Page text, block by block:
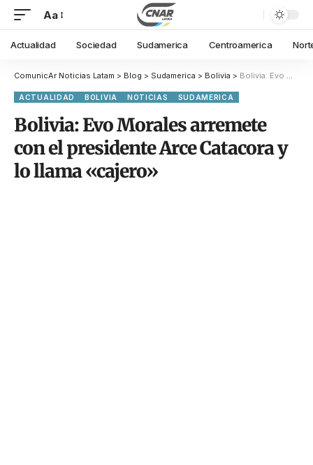
Aa
Actualidad Sociedad Sudamerica Centroamerica
ComunicAr Noticias Latam > Blog > Sudamerica > Bolivia > Bolivia: Evo Morales arremete con el presidente Arce Catacora y lo llama «cajero»
ACTUALIDAD BOLIVIA NOTICIAS SUDAMERICA
Bolivia: Evo Morales arremete
con el presidente Arce Catacora y
lo llama «cajero»